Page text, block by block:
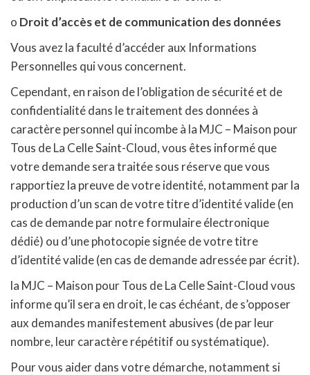
o Droit d’accès et de communication des données
Vous avez la faculté d’accéder aux Informations
Personnelles qui vous concernent.
Cependant, en raison de l’obligation de sécurité et de
confidentialité dans le traitement des données à
caractère personnel qui incombe à la MJC – Maison pour
Tous de La Celle Saint-Cloud, vous êtes informé que
votre demande sera traitée sous réserve que vous
rapportiez la preuve de votre identité, notamment par la
production d’un scan de votre titre d’identité valide (en
cas de demande par notre formulaire électronique
dédié) ou d’une photocopie signée de votre titre
d’identité valide (en cas de demande adressée par écrit).
la MJC – Maison pour Tous de La Celle Saint-Cloud vous
informe qu’il sera en droit, le cas échéant, de s’opposer
aux demandes manifestement abusives (de par leur
nombre, leur caractère répétitif ou systématique).
Pour vous aider dans votre démarche, notamment si